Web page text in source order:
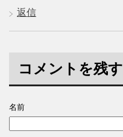
返信
コメントを残す
名前